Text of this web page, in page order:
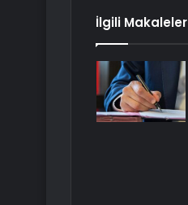
İlgili Makaleler